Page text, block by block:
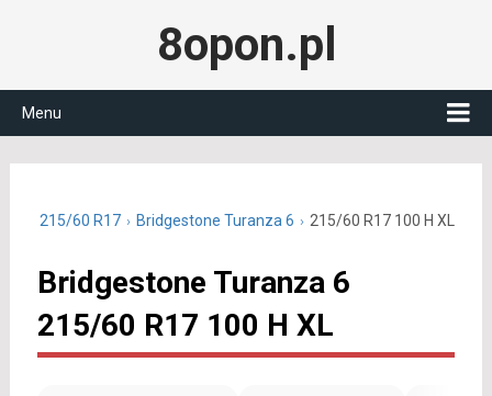
8opon.pl
Menu
215/60 R17 Bridgestone Turanza 6 215/60 R17 100 H XL
Bridgestone Turanza 6
215/60 R17 100 H XL